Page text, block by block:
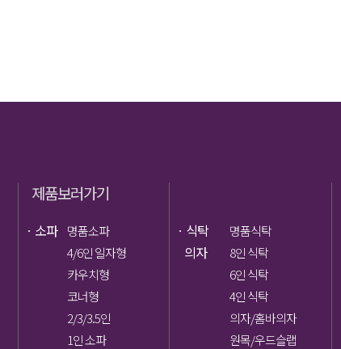
제품보러가기
ㆍ소파
명품소파
4/6인 일자형
카우치형
코너형
2/3/3.5인
1인 소파
ㆍ식탁
의자
명품식탁
8인 식탁
6인 식탁
4인 식탁
의자/홈바의자
원목/우드슬랩